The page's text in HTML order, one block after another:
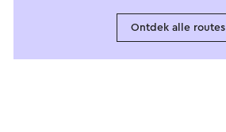
Ontdek alle routes